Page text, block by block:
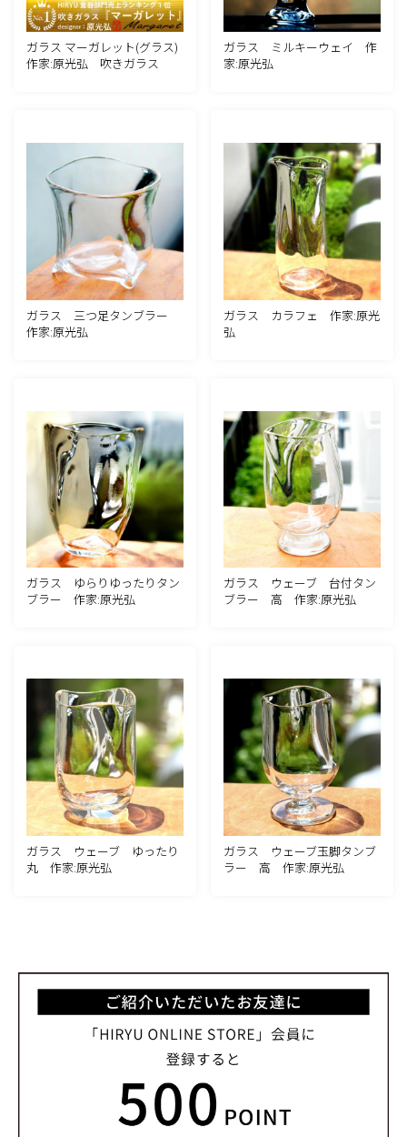
ガラス マーガレット(グラス)
作家:原光弘 吹きガラス
ガラス ミルキーウェイ 作
家:原光弘
ガラス 三つ足タンブラー
作家:原光弘
ガラス カラフェ 作家:原光
弘
ガラス ゆらりゆったりタン
ブラー 作家:原光弘
ガラス ウェーブ 台付タン
ブラー 高 作家:原光弘
ガラス ウェーブ ゆったり
丸 作家:原光弘
ガラス ウェーブ玉脚タンブ
ラー 高 作家:原光弘